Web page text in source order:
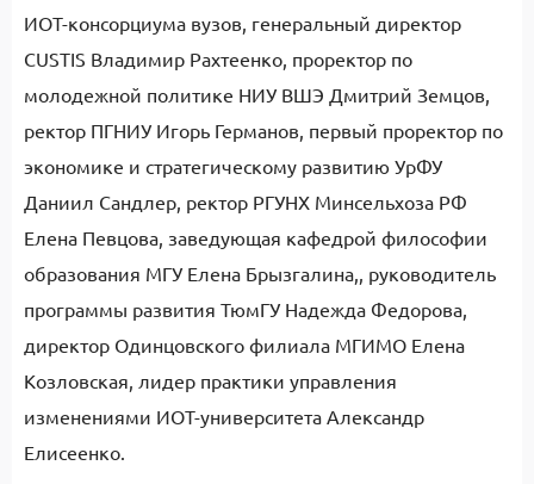
ИОТ-консорциума вузов, генеральный директор
CUSTIS Владимир Рахтеенко, проректор по
молодежной политике НИУ ВШЭ Дмитрий Земцов,
ректор ПГНИУ Игорь Германов, первый проректор по
экономике и стратегическому развитию УрФУ
Даниил Сандлер, ректор РГУНХ Минсельхоза РФ
Елена Певцова, заведующая кафедрой философии
образования МГУ Елена Брызгалина,, руководитель
программы развития ТюмГУ Надежда Федорова,
директор Одинцовского филиала МГИМО Елена
Козловская, лидер практики управления
изменениями ИОТ-университета Александр
Елисеенко.